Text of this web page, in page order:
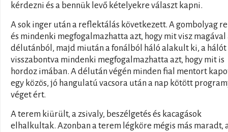
kérdezni és a bennük levő kételyekre választ kapni.
A sok inger után a reflektálás következett. A gombolyag
és mindenki megfogalmazhatta azt, hogy mit visz magával
délutánból, majd miután a fonálból háló alakult ki, a hálót
visszabontva mindenki megfogalmazhatta azt, hogy mit is
hordoz imában. A délután végén minden fial mentort
egy közös, jó hangulatú vacsora után a nap kötött
véget ért.
A terem kiürült, a zsivaly, beszélgetés és kacagások
elhalkultak. Azonban a terem légköre mégis más maradt,